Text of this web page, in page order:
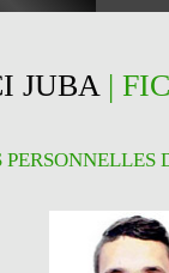
JUBA|
PERSONNELLES